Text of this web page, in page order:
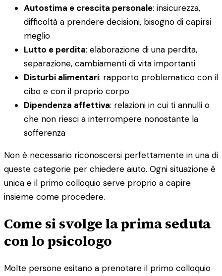
Autostima e crescita personale: insicurezza,
difficoltà a prendere decisioni, bisogno di capirsi
meglio
Lutto e perdita: elaborazione di una perdita,
separazione, cambiamenti di vita importanti
Disturbi alimentari: rapporto problematico con il
cibo e con il proprio corpo
Dipendenza affettiva: relazioni in cui ti annulli o
che non riesci a interrompere nonostante la
sofferenza
Non è necessario riconoscersi perfettamente in una di
queste categorie per chiedere aiuto. Ogni situazione è
unica e il primo colloquio serve proprio a capire
insieme come procedere.
Come si svolge la prima seduta
con lo psicologo
Molte persone esitano a prenotare il primo colloquio